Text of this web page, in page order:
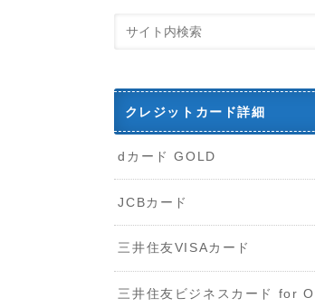
クレジットカード詳細
dカード GOLD
JCBカード
三井住友VISAカード
三井住友ビジネスカード for